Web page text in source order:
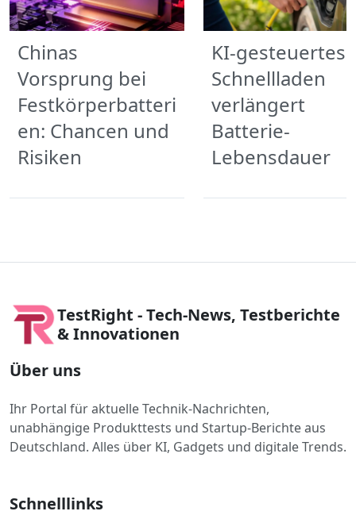
Chinas
Vorsprung bei
Festkörperbatteri
en: Chancen und
Risiken
KI-gesteuertes
Schnellladen
verlängert
Batterie-
Lebensdauer
TestRight - Tech-News, Testberichte
& Innovationen
Über uns
Ihr Portal für aktuelle Technik-Nachrichten,
unabhängige Produkttests und Startup-Berichte aus
Deutschland. Alles über KI, Gadgets und digitale Trends.
Schnelllinks